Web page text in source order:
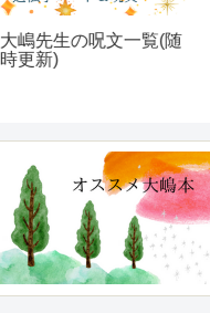
大嶋先生の呪文一覧(随
時更新)